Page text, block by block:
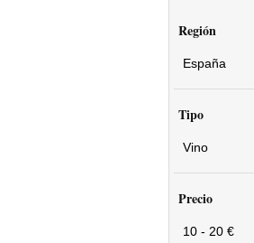
Región
España
Tipo
Vino
Precio
10 - 20 €